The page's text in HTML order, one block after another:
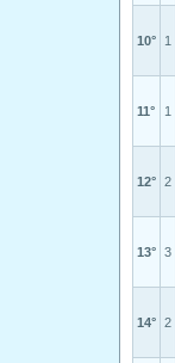
10° 1
11° 1
12° 2
13° 3
14° 2